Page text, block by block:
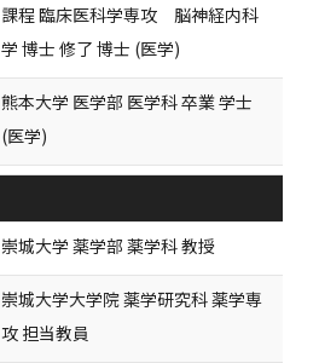
課程 臨床医科学専攻 脳神経内科
学 博士 修了 博士 (医学)
熊本大学 医学部 医学科 卒業 学士
(医学)
崇城大学 薬学部 薬学科 教授
崇城大学大学院 薬学研究科 薬学専
攻 担当教員